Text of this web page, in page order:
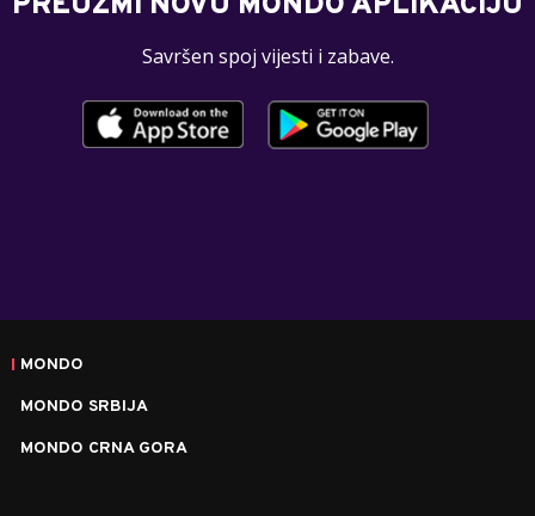
Savršen spoj vijesti i zabave.
MONDO
MONDO SRBIJA
MONDO CRNA GORA